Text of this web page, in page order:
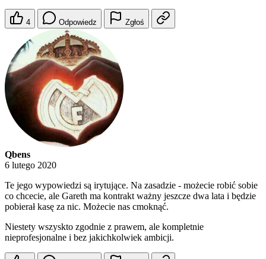
4 Odpowiedz Zgłoś
Qbens
6 lutego 2020
Te jego wypowiedzi są irytujące. Na zasadzie - możecie robić sobie
co chcecie, ale Gareth ma kontrakt ważny jeszcze dwa lata i będzie
pobierał kasę za nic. Możecie nas cmoknąć.
Niestety wszyskto zgodnie z prawem, ale kompletnie
nieprofesjonalne i bez jakichkolwiek ambicji.